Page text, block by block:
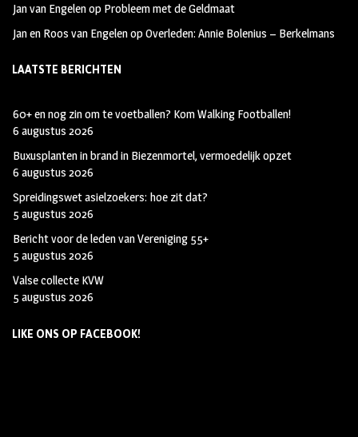
Jan van Engelenop Probleem met de Geldmaat
Jan en Roos van EngelenopOverleden: Annie Bolenius – Berkelmans
LAATSTE BERICHTEN
60+ en nog zin om te voetballen? Kom Walking Footballen!
6 augustus 2026
Buxusplanten in brand in Biezenmortel, vermoedelijk opzet
6 augustus 2026
Spreidingswet asielzoekers: hoe zit dat?
5 augustus 2026
Bericht voor de leden van Vereniging 55+
5 augustus 2026
Valse collecte KVW
5 augustus 2026
LIKE ONS OP FACEBOOK!